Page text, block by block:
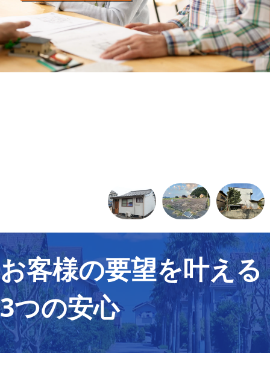
不動産「仲介」売却とは？
不動産「買取」売却とは？
不動産お役立ちブログ
お客様の要望を叶える
3つの安心